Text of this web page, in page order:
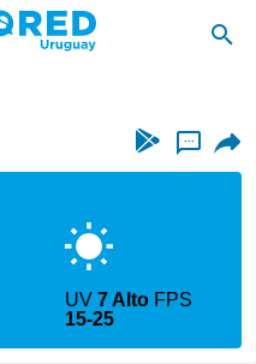
...
UV7 Alto FPS
15-25